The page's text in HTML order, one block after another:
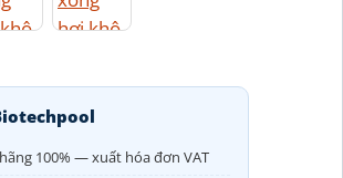
100% — xuất hóa đơn VAT